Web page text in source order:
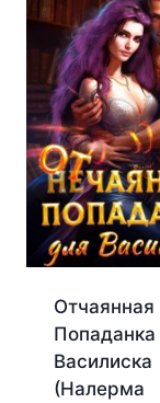
Отчаянная
Попаданка
Василиска
(Налерма